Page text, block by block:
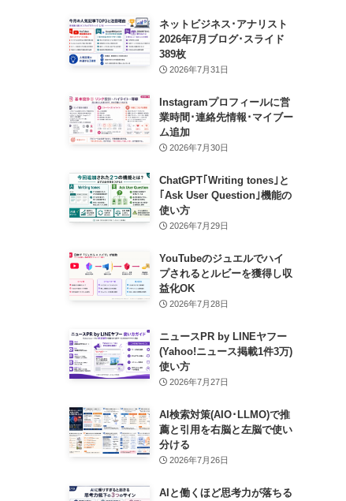
ネットビジネス･アナリスト
2026年7月ブログ･スライド
389枚
2026年7月31日
Instagramプロフィールに営
業時間･連絡先情報･マイブー
ム追加
2026年7月30日
ChatGPT｢Writing tones｣と
｢Ask User Question｣機能の
使い方
2026年7月29日
YouTubeのジュエルでハイ
プされるとルビーを獲得し収
益化OK
2026年7月28日
ニュースPR by LINEヤフー
(Yahoo!ニュース掲載1件3万)
使い方
2026年7月27日
AI検索対策(AIO･LLMO)で推
薦と引用を右脳と左脳で使い
分ける
2026年7月26日
AIと働くほど思考力が落ちる